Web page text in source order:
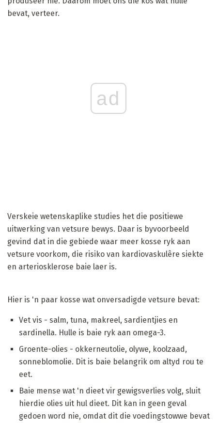
bevat, verteer.
ad
Verskeie wetenskaplike studies het die positiewe
uitwerking van vetsure bewys. Daar is byvoorbeeld
gevind dat in die gebiede waar meer kosse ryk aan
vetsure voorkom, die risiko van kardiovaskulêre siekte
en arteriosklerose baie laer is.
Hier is 'n paar kosse wat onversadigde vetsure bevat:
Vet vis - salm, tuna, makreel, sardientjies en
sardinella. Hulle is baie ryk aan omega-3.
Groente-olies - okkerneutolie, olywe, koolzaad,
sonneblomolie. Dit is baie belangrik om altyd rou te
eet.
Baie mense wat 'n dieet vir gewigsverlies volg, sluit
hierdie olies uit hul dieet. Dit kan in geen geval
gedoen word nie, omdat dit die voedingstowwe bevat